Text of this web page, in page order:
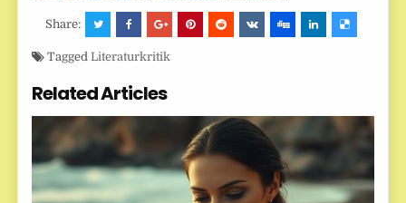
Share:
TaggedLiteraturkritik
Related Articles